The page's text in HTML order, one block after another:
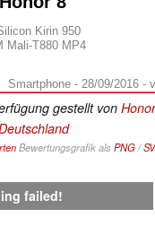
Kirin 950
Mali-T880 MP4
Smartphone - 28/09/2016 -
gestellt vonHonor
Bewertungsgrafik als PNG/
failed!